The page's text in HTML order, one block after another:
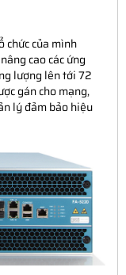
chức của mình
cao các ứng
lượng lên tới 72
gán cho mạng,
lý đảm bảo hiệu